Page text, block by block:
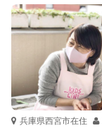
対応科目
特徴 料金
サポートの特徴
資格
兵庫県西宮市在住